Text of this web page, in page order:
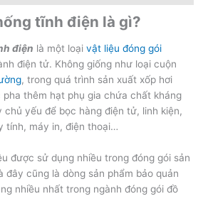
tĩnh điện là gì?
điện là một loại vật liệu đóng gói
điện tử. Không giống như loại cuộn
, trong quá trình sản xuất xốp hơi
thêm hạt phụ gia chứa chất kháng
yếu để bọc hàng điện tử, linh kiện,
tính, máy in, điện thoại…
được sử dụng nhiều trong đóng gói sản
đây cũng là dòng sản phẩm bảo quản
nhiều nhất trong ngành đóng gói đồ